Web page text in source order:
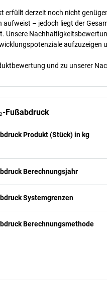
erfüllt derzeit noch nicht
aufweist – jedoch liegt der
Unsere
aufzuzeigen
und zu unserer
Fußabdruck
Produkt (Stück) in kg
Berechnungsjahr
Systemgrenzen
Berechnungsmethode